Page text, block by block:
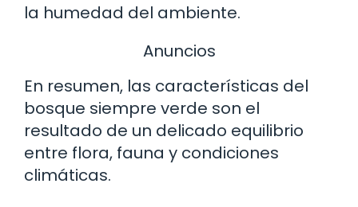
la humedad del ambiente.
Anuncios
En resumen, las características del
bosque siempre verde son el
resultado de un delicado equilibrio
entre flora, fauna y condiciones
climáticas.